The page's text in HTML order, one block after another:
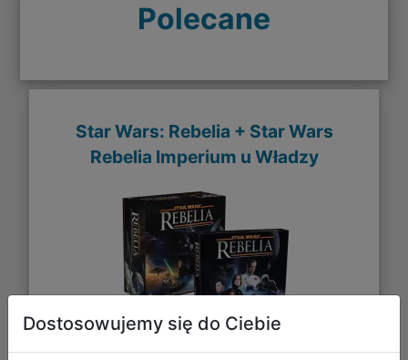
Polecane
Star Wars: Rebelia + Star Wars
Rebelia Imperium u Władzy
Dostosowujemy się do Ciebie